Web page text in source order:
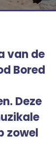
van de
Bored
Deze
zowel